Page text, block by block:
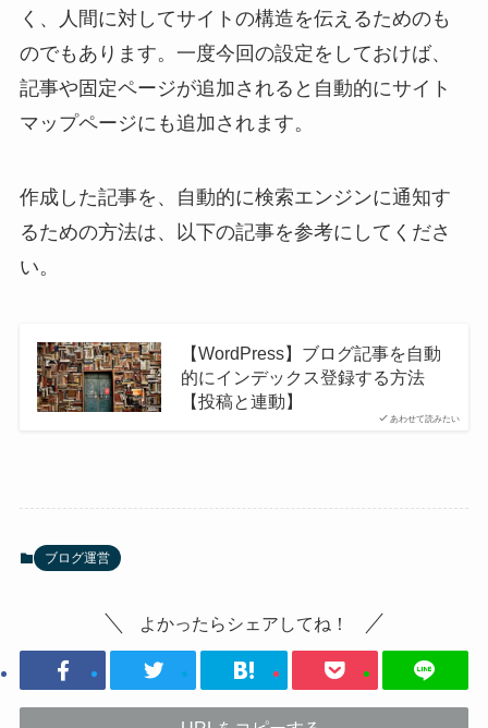
く、人間に対してサイトの構造を伝えるためのも
のでもあります。一度今回の設定をしておけば、
記事や固定ページが追加されると自動的にサイト
マップページにも追加されます。
作成した記事を、自動的に検索エンジンに通知す
るための方法は、以下の記事を参考にしてくださ
い。
あわせて読みたい
【WordPress】ブログ記事を自動
的にインデックス登録する方法
【投稿と連動】
ブログ運営
よかったらシェアしてね！